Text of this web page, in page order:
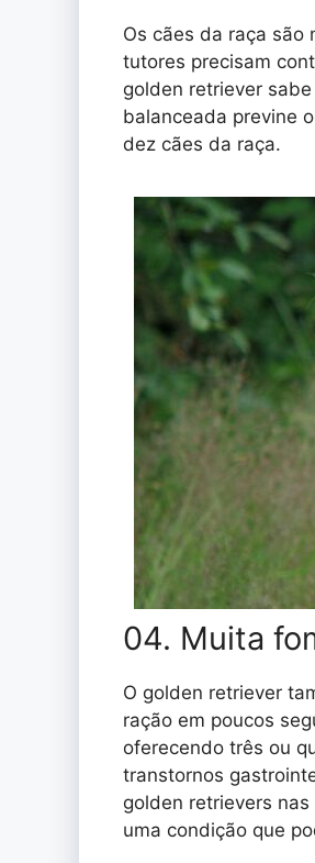
Os cães da raça são
tutores precisam
golden retriever
balanceada previne
dez cães da raça.
04. Muita
O golden retriever
ração em poucos
oferecendo três ou
transtornos
golden retrievers
uma condição que